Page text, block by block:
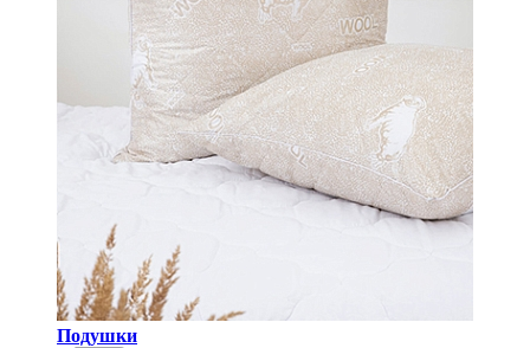
Подушки